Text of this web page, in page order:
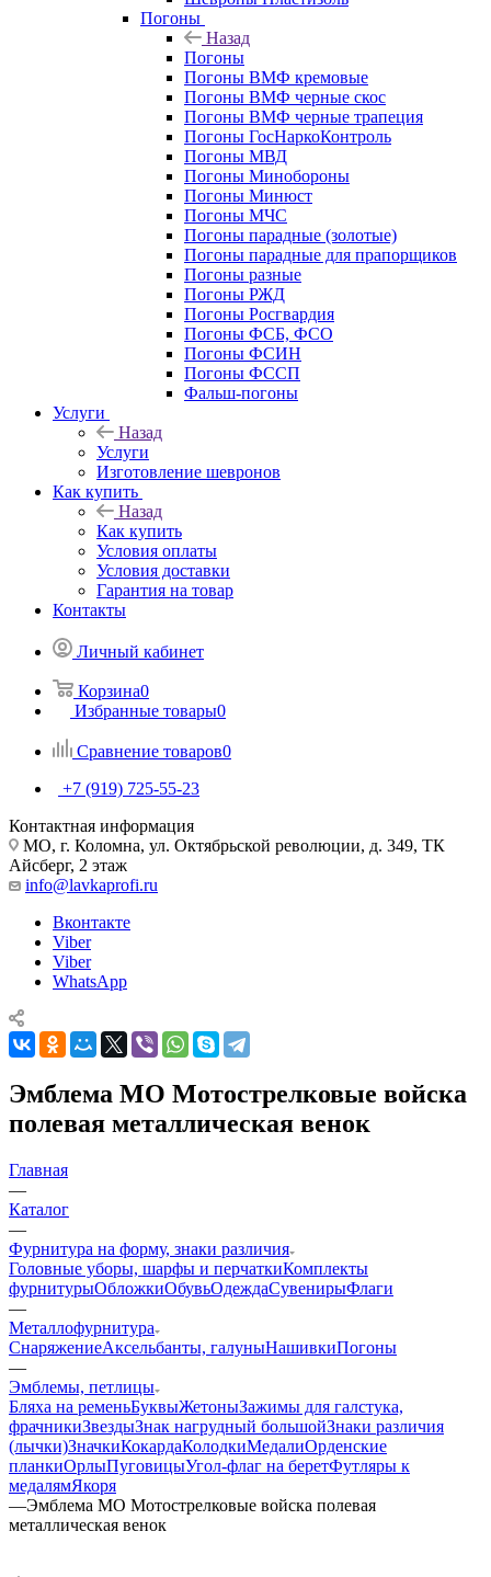
Погоны
Назад
Погоны
Погоны ВМФ кремовые
Погоны ВМФ черные скос
Погоны ВМФ черные трапеция
Погоны ГосНаркоКонтроль
Погоны МВД
Погоны Минобороны
Погоны Минюст
Погоны МЧС
Погоны парадные (золотые)
Погоны парадные для прапорщиков
Погоны разные
Погоны РЖД
Погоны Росгвардия
Погоны ФСБ, ФСО
Погоны ФСИН
Погоны ФССП
Фальш-погоны
Услуги
Назад
Услуги
Изготовление шевронов
Как купить
Назад
Как купить
Условия оплаты
Условия доставки
Гарантия на товар
Контакты
Личный кабинет
Корзина0
Избранные товары0
Сравнение товаров0
+7 (919) 725-55-23
Контактная информация
МО, г. Коломна, ул. Октябрьской революции, д. 349, ТК
Айсберг, 2 этаж
info@lavkaprofi.ru
Вконтакте
Viber
Viber
WhatsApp
Эмблема МО Мотострелковые войска
полевая металлическая венок
Главная
—
Каталог
—
Фурнитура на форму, знаки различия
Головные уборы, шарфы и перчаткиКомплекты
фурнитурыОбложкиОбувьОдеждаСувенирыФлаги
—
Металлофурнитура
СнаряжениеАксельбанты, галуныНашивкиПогоны
—
Эмблемы, петлицы
Бляха на ременьБуквыЖетоныЗажимы для галстука,
фрачникиЗвездыЗнак нагрудный большойЗнаки различия
(лычки)ЗначкиКокардаКолодкиМедалиОрденские
планкиОрлыПуговицыУгол-флаг на беретФутляры к
медалямЯкоря
—Эмблема МО Мотострелковые войска полевая
металлическая венок